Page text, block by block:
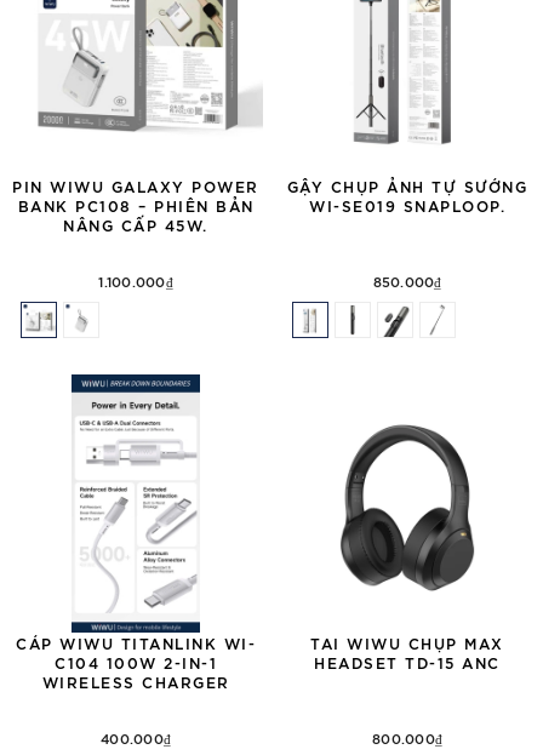
PIN WIWU GALAXY POWER
BANK PC108 – PHIÊN BẢN
NÂNG CẤP 45W.
1.100.000₫
GẬY CHỤP ẢNH TỰ SƯỚNG
WI-SE019 SNAPLOOP.
850.000₫
CÁP WIWU TITANLINK WI-
C104 100W 2-IN-1
WIRELESS CHARGER
400.000₫
TAI WIWU CHỤP MAX
HEADSET TD-15 ANC
800.000₫